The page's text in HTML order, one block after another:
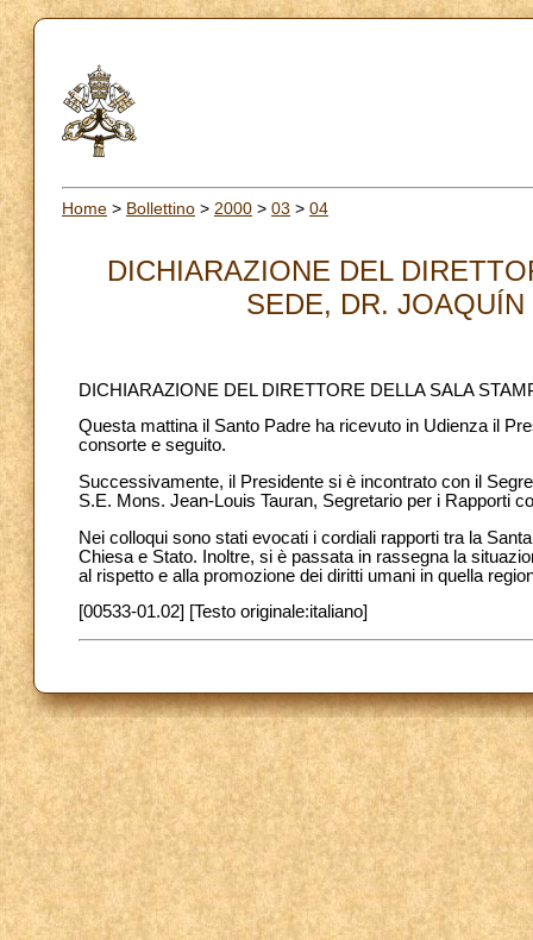
Home > Bollettino > 2000 > 03 > 04
DICHIARAZIONE DEL
SEDE, DR. JOAQUÍN
DICHIARAZIONE DEL DIRETTORE DELLA SALA
Questa mattina il Santo Padre ha ricevuto in Udienza il
consorte e seguito.
Successivamente, il Presidente si è incontrato con il
S.E. Mons. Jean-Louis Tauran, Segretario per i Rapporti
Nei colloqui sono stati evocati i cordiali rapporti tra la
Chiesa e Stato. Inoltre, si è passata in rassegna la
al rispetto e alla promozione dei diritti umani in quella
[00533-01.02] [Testo originale:italiano]